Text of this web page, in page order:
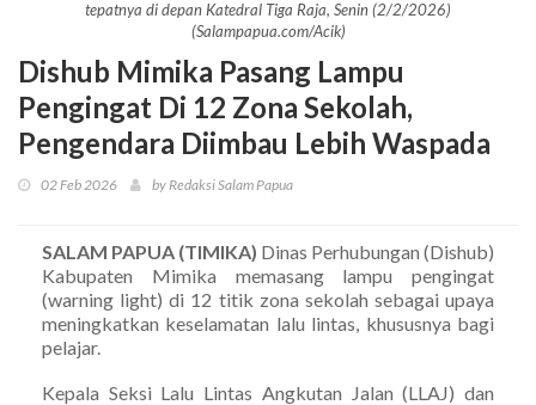
tepatnya di depan Katedral Tiga Raja, Senin (2/2/2026)
(Salampapua.com/Acik)
Dishub Mimika Pasang Lampu
Pengingat Di 12 Zona Sekolah,
Pengendara Diimbau Lebih Waspada
02 Feb 2026 by Redaksi Salam Papua
SALAM PAPUA (TIMIKA) Dinas Perhubungan (Dishub)
Kabupaten Mimika memasang lampu pengingat
(warning light) di 12 titik zona sekolah sebagai upaya
meningkatkan keselamatan lalu lintas, khususnya bagi
pelajar.
Kepala Seksi Lalu Lintas Angkutan Jalan (LLAJ) dan